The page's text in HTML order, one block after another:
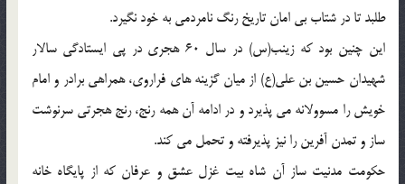
طلبد تا در شتاب بي امان تاريخ رنگ نامردمي به خود نگيرد.
اين چنين بود که زينب(س) در سال 60 هجري در پي ايستادگي سالار
شهيدان حسين بن علي(ع) از ميان گزينه هاي فراروي، همراهي برادر و امام
خويش را مسوولانه مي پذيرد و در ادامه آن همه رنج، رنج هجرتي سرنوشت
ساز و تمدن آفرين را نيز پذيرفته و تحمل مي کند.
حکومت مدنيت ساز آن شاه بيت غزل عشق و عرفان که از پايگاه خانه